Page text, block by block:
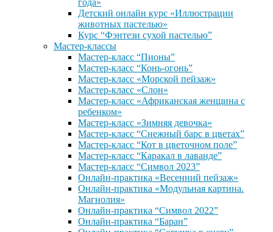
Детский онлайн курс «Иллюстрации
животных пастелью»
Курс “Фэнтези сухой пастелью”
Мастер-классы
Мастер-класс “Пионы”
Мастер-класс “Конь-огонь”
Мастер-класс «Морской пейзаж»
Мастер-класс «Слон»
Мастер-класс «Африканская женщина с
ребенком»
Мастер-класс «Зимняя девочка»
Мастер-класс “Снежный барс в цветах”
Мастер-класс “Кот в цветочном поле”
Мастер-класс “Каракал в лаванде”
Мастер-класс “Символ 2023”
Онлайн-практика «Весенний пейзаж»
Онлайн-практика «Модульная картина.
Магнолия»
Онлайн-практика “Символ 2022”
Онлайн-практика “Баран”